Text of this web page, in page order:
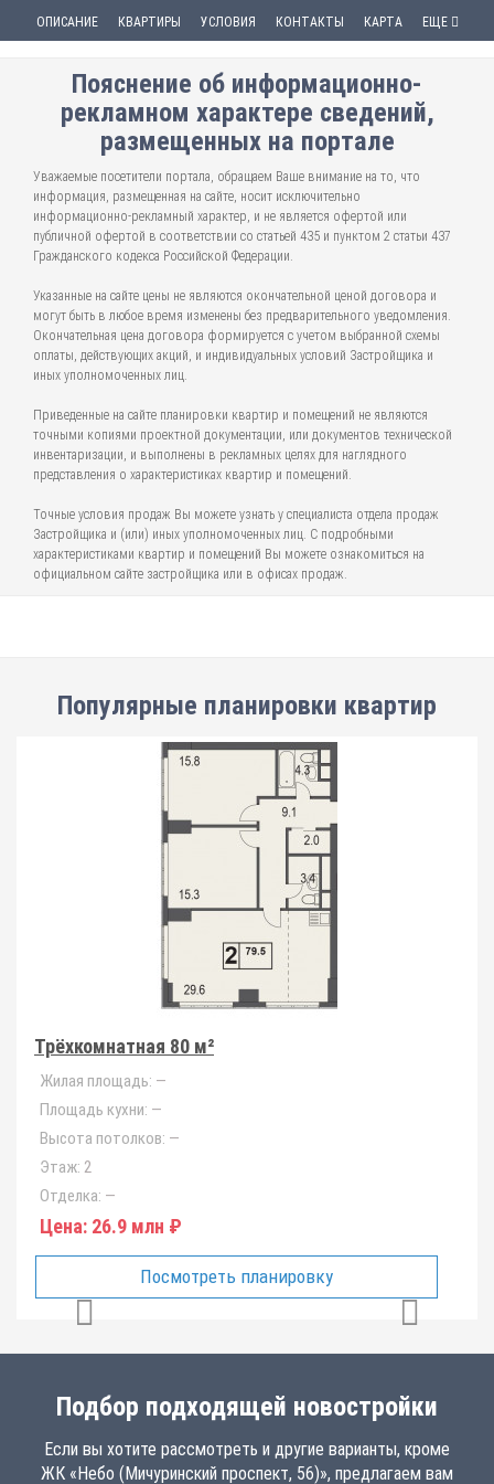
ОПИСАНИЕ КВАРТИРЫ УСЛОВИЯ КОНТАКТЫ КАРТА ЕЩЕ
Пояснение об информационно-
рекламном характере сведений,
размещенных на портале
Уважаемые посетители портала, обращаем Ваше внимание на то, что
информация, размещенная на сайте, носит исключительно
информационно-рекламный характер, и не является офертой или
публичной офертой в соответствии со статьей 435 и пунктом 2 статьи 437
Гражданского кодекса Российской Федерации.
Указанные на сайте цены не являются окончательной ценой договора и
могут быть в любое время изменены без предварительного уведомления.
Окончательная цена договора формируется с учетом выбранной схемы
оплаты, действующих акций, и индивидуальных условий Застройщика и
иных уполномоченных лиц.
Приведенные на сайте планировки квартир и помещений не являются
точными копиями проектной документации, или документов технической
инвентаризации, и выполнены в рекламных целях для наглядного
представления о характеристиках квартир и помещений.
Точные условия продаж Вы можете узнать у специалиста отдела продаж
Застройщика и (или) иных уполномоченных лиц. С подробными
характеристиками квартир и помещений Вы можете ознакомиться на
официальном сайте застройщика или в офисах продаж.
Популярные планировки квартир
Трёхкомнатная 80 м²
Жилая площадь: —
Площадь кухни: —
Высота потолков: —
Этаж: 2
Отделка: —
Цена: 26.9 млн ₽
Посмотреть планировку
Подбор подходящей новостройки
Если вы хотите рассмотреть и другие варианты, кроме
ЖК «Небо (Мичуринский проспект, 56)», предлагаем вам